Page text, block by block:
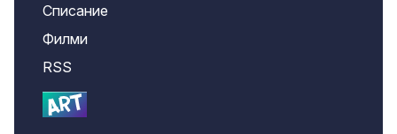
Списание
Филми
RSS